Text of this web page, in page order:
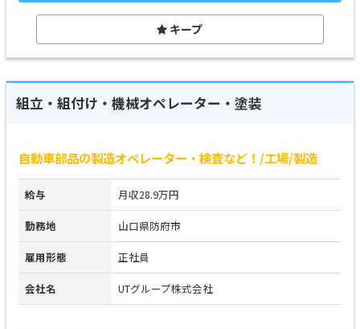
キープ
組立・組付け・機械オペレーター・塗装
自動車部品の製造オペレーター・検査など！/工場/製造
給与 月収28.9万円
勤務地 山口県防府市
雇用形態 正社員
会社名 UTグループ株式会社